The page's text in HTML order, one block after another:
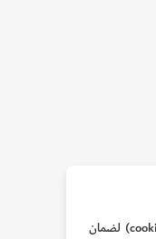
يستخدم هذا الموقع ملفات تعريف الارتباط (cookies) لضمان